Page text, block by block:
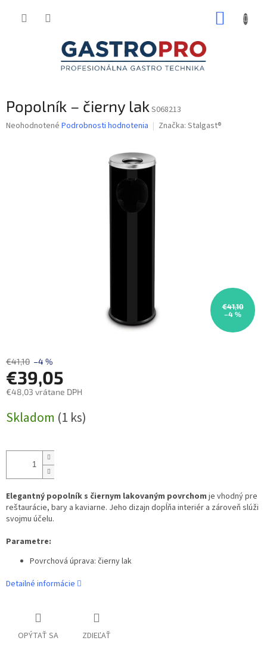
Popolník – čierny lak S068213
Priemerné
Neohodnotené Podrobnosti hodnotenia Značka: Stalgast®
€41,10
–4 %
€41,10 –4 %
€39,05
€48,03 vrátane DPH
cena:
Skladom (1 ks)
Elegantný popolník s čiernym lakovaným povrchom je vhodný pre
reštaurácie, bary a kaviarne. Jeho dizajn dopĺňa interiér a zároveň slúži
svojmu účelu.
Parametre:
Povrchová úprava: čierny lak
Detailné informácie
OPÝTAŤ SA ZDIEĽAŤ